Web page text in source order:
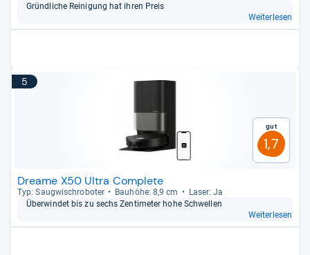
Gründ­li­che Rei­ni­gung hat ihren Preis
Weiterlesen
5
Gut
1,7
Dreame X50 Ultra Complete
Typ: Saug­wisch­ro­bo­ter Bau­höhe: 8,9 cm
Laser: Ja
Über­win­det bis zu sechs Zen­ti­me­ter hohe Schwel­len
Weiterlesen